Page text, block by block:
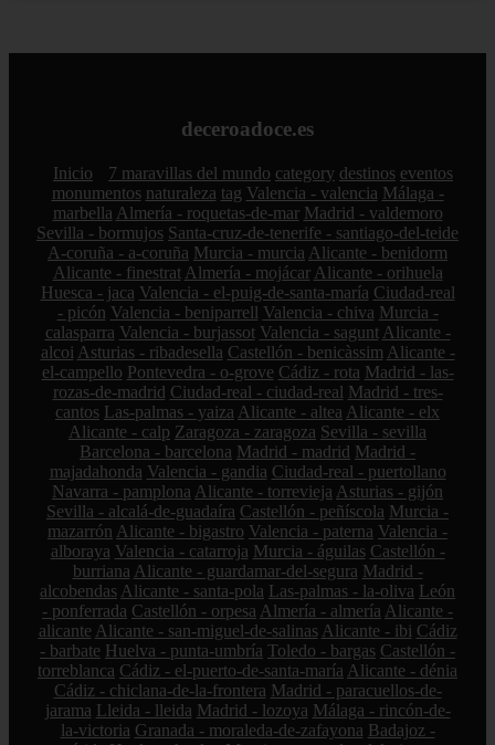
deceroadoce.es
Inicio 7 maravillas del mundo category destinos eventos
monumentos naturaleza tag Valencia - valencia Málaga -
marbella Almería - roquetas-de-mar Madrid - valdemoro
Sevilla - bormujos Santa-cruz-de-tenerife - santiago-del-teide
A-coruña - a-coruña Murcia - murcia Alicante - benidorm
Alicante - finestrat Almería - mojácar Alicante - orihuela
Huesca - jaca Valencia - el-puig-de-santa-maría Ciudad-real
- picón Valencia - beniparrell Valencia - chiva Murcia -
calasparra Valencia - burjassot Valencia - sagunt Alicante -
alcoi Asturias - ribadesella Castellón - benicàssim Alicante -
el-campello Pontevedra - o-grove Cádiz - rota Madrid - las-
rozas-de-madrid Ciudad-real - ciudad-real Madrid - tres-
cantos Las-palmas - yaiza Alicante - altea Alicante - elx
Alicante - calp Zaragoza - zaragoza Sevilla - sevilla
Barcelona - barcelona Madrid - madrid Madrid -
majadahonda Valencia - gandia Ciudad-real - puertollano
Navarra - pamplona Alicante - torrevieja Asturias - gijón
Sevilla - alcalá-de-guadaíra Castellón - peñíscola Murcia -
mazarrón Alicante - bigastro Valencia - paterna Valencia -
alboraya Valencia - catarroja Murcia - águilas Castellón -
burriana Alicante - guardamar-del-segura Madrid -
alcobendas Alicante - santa-pola Las-palmas - la-oliva León
- ponferrada Castellón - orpesa Almería - almería Alicante -
alicante Alicante - san-miguel-de-salinas Alicante - ibi Cádiz
- barbate Huelva - punta-umbría Toledo - bargas Castellón -
torreblanca Cádiz - el-puerto-de-santa-maría Alicante - dénia
Cádiz - chiclana-de-la-frontera Madrid - paracuellos-de-
jarama Lleida - lleida Madrid - lozoya Málaga - rincón-de-
la-victoria Granada - moraleda-de-zafayona Badajoz -